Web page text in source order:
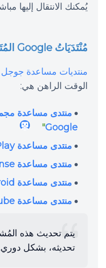
يُمكنك الانتقال إليها
مُنْتَدَيَاتُ Google المُتَوَفِّرَةُ بِاللُّغَةِ العَرَبِيَّةِ
منتديات مساعدة جوجل
الوقت الراهن هي:
منتدى مساعدة
Google
"
منتدى مساعدة Google Play
منتدى مساعدة AdSense
منتدى مساعدة Android
منتدى مساعدة YouTube
يتم تحديث هذه
تحديثه، بشكل